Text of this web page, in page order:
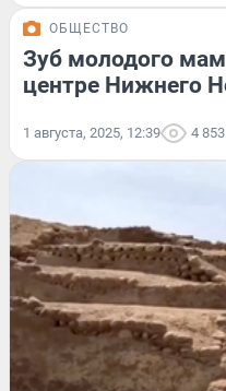
ОБЩЕСТВО
Зуб молодого
центре Нижнего
1 августа, 2025, 12:39 4 853